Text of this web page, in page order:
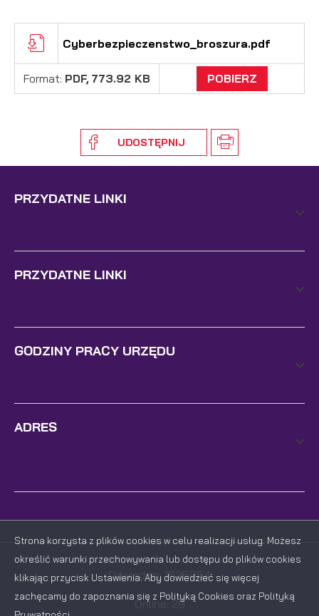
Cyberbezpieczenstwo_broszura.pdf
Format: PDF, 773.92 KB POBIERZ
UDOSTĘPNIJ
PRZYDATNE LINKI
PRZYDATNE LINKI
GODZINY PRACY URZĘDU
ADRES
Odwiedzin: 1635054
Online: 28
Strona korzysta z plików cookies w celu realizacji usług. Możesz
określić warunki przechowywania lub dostępu do plików cookies
klikając przycisk Ustawienia. Aby dowiedzieć się więcej
zachęcamy do zapoznania się z Polityką Cookies oraz Polityką